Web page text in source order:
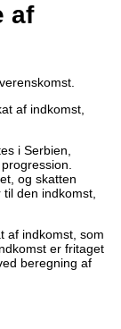
af
af indkomst,
i Serbien,
og skatten
den indkomst,
af indkomst, som
er fritaget
beregning af